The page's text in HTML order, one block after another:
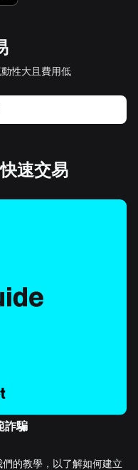
性大且費用低
速交易
詐騙
的教學，以了解如何建立